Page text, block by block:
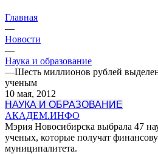
Главная
—
Новости
—
Наука и образование
—Шесть миллионов рублей
ученым
10 мая, 2012
НАУКА И ОБРАЗОВАНИЕ
АКАДЕМ.ИНФО
Мэрия Новосибирска выбрала 47
ученых, которые получат
муниципалитета.